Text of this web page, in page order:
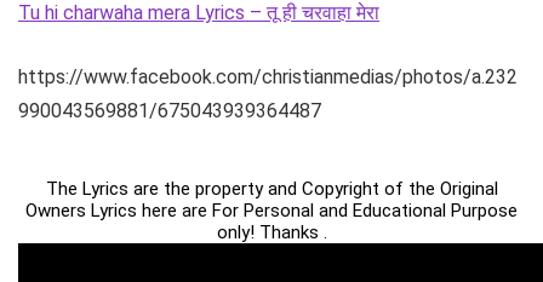
Tu hi charwaha mera Lyrics – तू ही चरवाहा मेरा
https://www.facebook.com/christianmedias/photos/a.232
990043569881/675043939364487
The Lyrics are the property and Copyright of the Original
Owners Lyrics here are For Personal and Educational Purpose
only! Thanks .